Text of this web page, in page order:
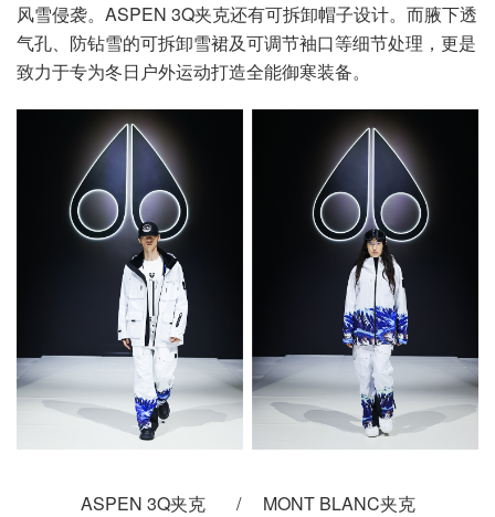
风雪侵袭。ASPEN 3Q夹克还有可拆卸帽子设计。而腋下透
气孔、防钻雪的可拆卸雪裙及可调节袖口等细节处理，更是
致力于专为冬日户外运动打造全能御寒装备。
ASPEN 3Q夹克 / MONT BLANC夹克